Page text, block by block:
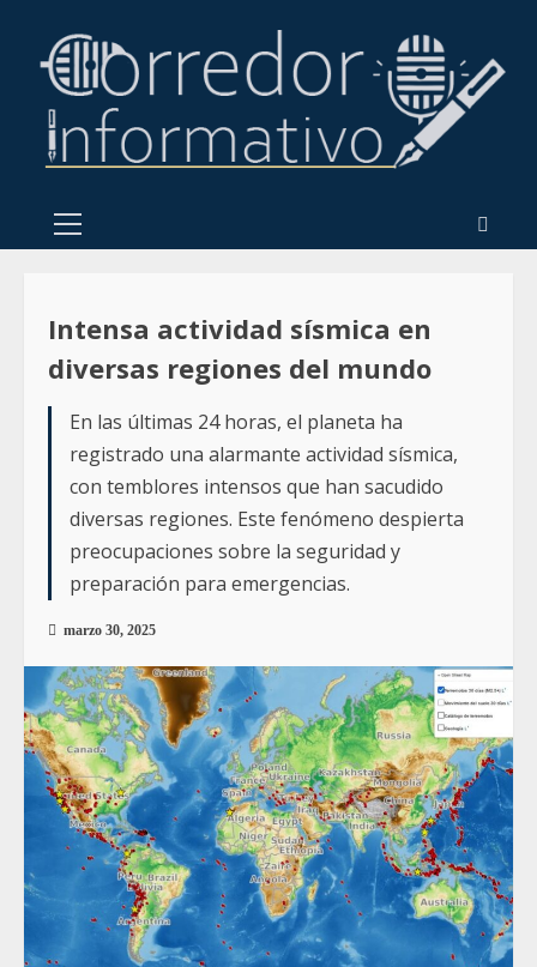
Intensa actividad sísmica en
diversas regiones del mundo
En las últimas 24 horas, el planeta ha
registrado una alarmante actividad sísmica,
con temblores intensos que han sacudido
diversas regiones. Este fenómeno despierta
preocupaciones sobre la seguridad y
preparación para emergencias.
marzo 30, 2025